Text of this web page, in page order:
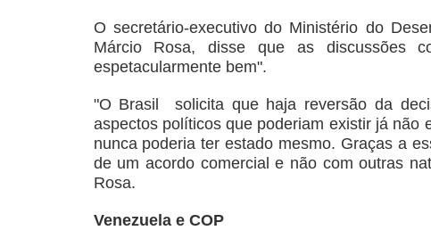
O secretário-executivo do Ministério do
Márcio Rosa, disse que as discussões
espetacularmente bem".
"O Brasil solicita que haja reversão da
aspectos políticos que poderiam existir já não
nunca poderia ter estado mesmo. Graças a
de um acordo comercial e não com outras
Rosa.
Venezuela e COP